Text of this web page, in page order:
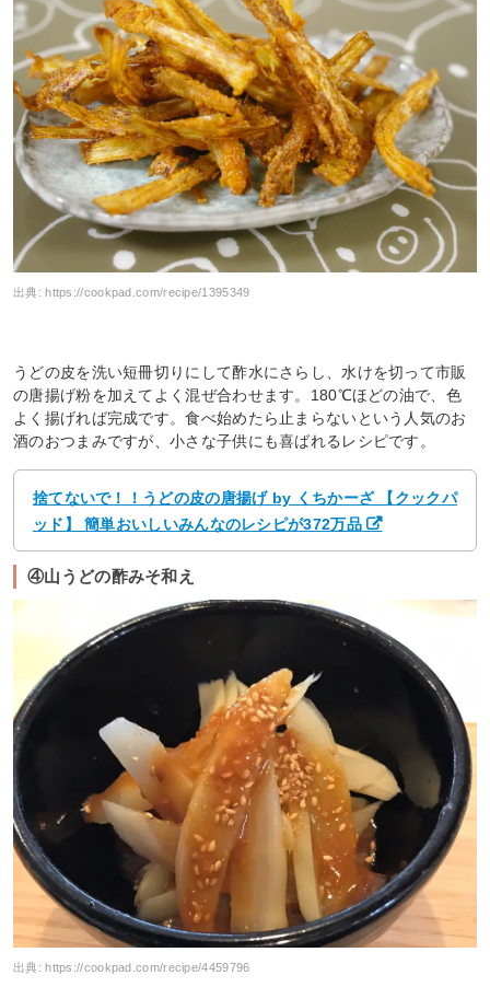
出典:https://cookpad.com/recipe/1395349
うどの皮を洗い短冊切りにして酢水にさらし、水けを切って市販
の唐揚げ粉を加えてよく混ぜ合わせます。180℃ほどの油で、色
よく揚げれば完成です。食べ始めたら止まらないという人気のお
酒のおつまみですが、小さな子供にも喜ばれるレシピです。
捨てないで！！うどの皮の唐揚げ by くちかーざ 【クックパ
ッド】 簡単おいしいみんなのレシピが372万品
④山うどの酢みそ和え
出典: https://cookpad.com/recipe/4459796